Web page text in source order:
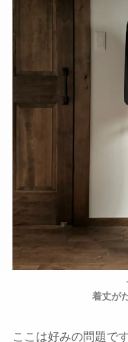
着丈が
ここは好みの問題で